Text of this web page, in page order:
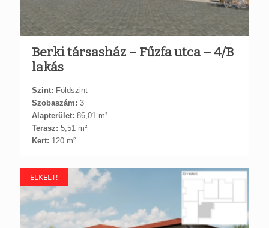
Berki társasház – Fűzfa utca – 4/B
lakás
Szint: Földszint
Szobaszám: 3
Alapterület: 86,01 m²
Terasz: 5,51 m²
Kert: 120 m²
ELKELT!